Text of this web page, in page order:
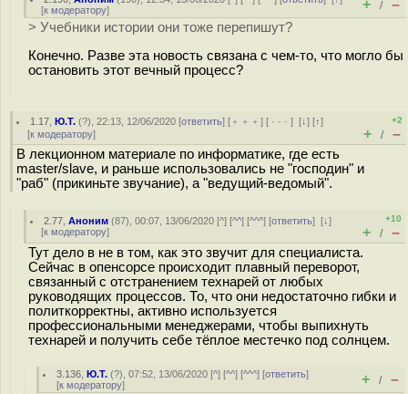
[к модератору] + / –
> Учебники истории они тоже перепишут?
Конечно. Разве эта новость связана с чем-то, что могло бы
остановить этот вечный процесс?
1.17 ,Ю.Т. (?), 22:13, 12/06/2020 [ответить] [ ﹢﹢﹢] [ · · ·][↓] [↑]
[к модератору]
+2
+ / –
В лекционном материале по информатике, где есть
master/slave, и раньше использовались не "господин" и
"раб" (прикиньте звучание), а "ведущий-ведомый".
2.77 ,Аноним (87), 00:07, 13/06/2020 [^] [^^] [^^^] [ответить][↓]
[к модератору]
+10
+ / –
Тут дело в не в том, как это звучит для специалиста.
Сейчас в опенсорсе происходит плавный переворот,
связанный с отстранением технарей от любых
руководящих процессов. То, что они недостаточно гибки и
политкорректны, активно используется
профессиональными менеджерами, чтобы выпихнуть
технарей и получить себе тёплое местечко под солнцем.
3.136 ,Ю.Т. (?), 07:52, 13/06/2020 [^] [^^] [^^^] [ответить]
[к модератору] + / –